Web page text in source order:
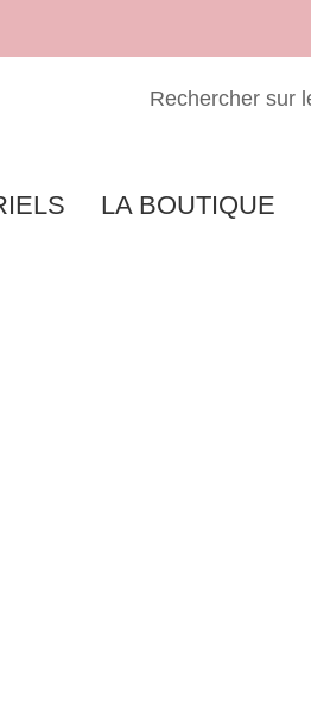
LA BOUTIQUE